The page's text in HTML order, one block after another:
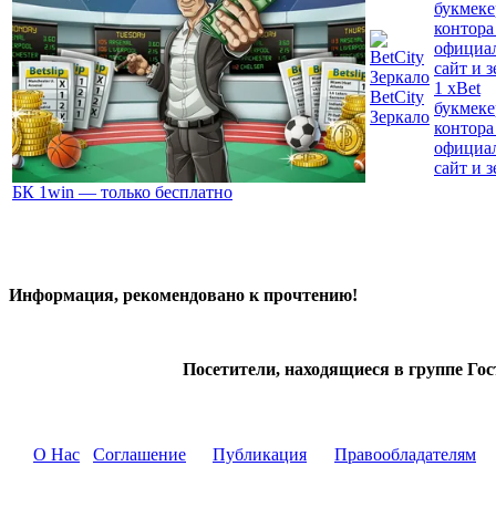
БК 1win — только бесплатно
BetCity
Зеркало
1 xBet
сайт и
Информация, рекомендовано к прочтению!
Посетители, находящиеся в группе
О Нас Соглашение Публикация Правообладателям